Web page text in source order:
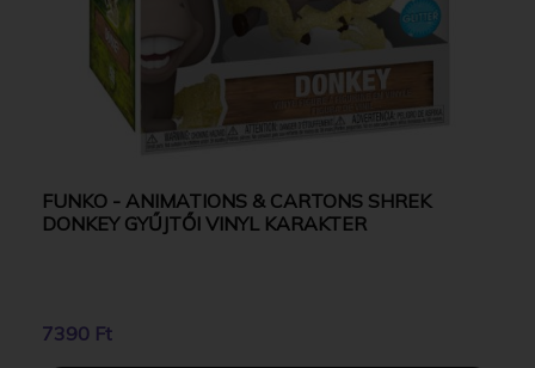
FUNKO - ANIMATIONS & CARTONS SHREK
DONKEY GYŰJTŐI VINYL KARAKTER
7390 Ft